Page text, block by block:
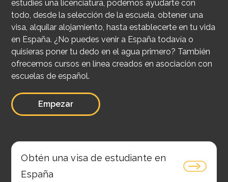
estudies una licenciatura, podemos ayudarte con
todo, desde la selección de la escuela, obtener una
visa, alquilar alojamiento, hasta establecerte en tu vida
en España. ¿No puedes venir a España todavía o
quisieras poner tu dedo en el agua primero? También
ofrecemos cursos en línea creados en asociación con
escuelas de español.
Empezar
Obtén una visa de estudiante en
España